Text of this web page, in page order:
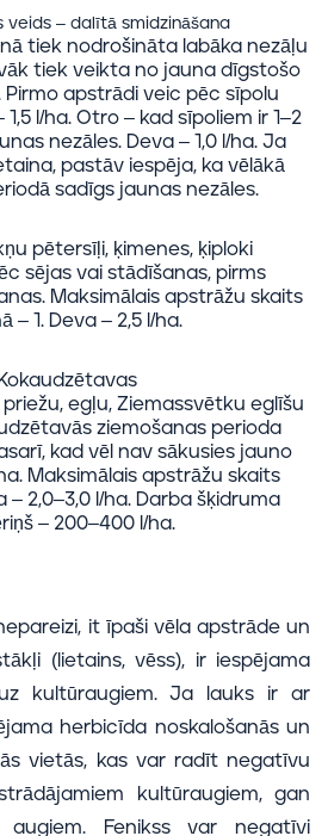
veids – dalītā smidzināšana
tiek nodrošināta labāka nezāļu
tiek veikta no jauna dīgstošo
apstrādi veic pēc sīpolu
l/ha. Otro – kad sīpoliem ir 1–2
nezāles. Deva – 1,0 l/ha. Ja
pastāv iespēja, ka vēlākā
sadīgs jaunas nezāles.
pētersīļi, ķimenes, ķiploki
sējas vai stādīšanas, pirms
Maksimālais apstrāžu skaits
– 1. Deva – 2,5 l/ha.
Kokaudzētavas
egļu, Ziemassvētku eglīšu
ziemošanas perioda
kad vēl nav sākusies jauno
Maksimālais apstrāžu skaits
– 2,0–3,0 l/ha. Darba šķidruma
– 200–400 l/ha.
it īpaši vēla apstrāde un
(lietains, vēss), ir iespējama
kultūraugiem. Ja lauks ir ar
herbicīda noskalošanās un
vietās, kas var radīt negatīvu
kultūraugiem, gan
augiem. Fenikss var negatīvi